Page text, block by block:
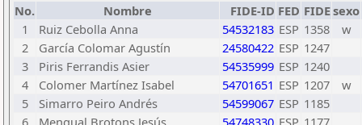
No. Nombre FIDE-ID FED FIDEsexo
1
Ruiz Cebolla Anna 54532183 ESP 1358
w
2
García Colomar Agustín 24580422 ESP 1247
3
Piris Ferrandis Asier 54535999 ESP 1240
4
Colomer Martínez Isabel 54701651 ESP 1207
w
5
Simarro Peiro Andrés 54599067 ESP 1185
6
Mengual Brotons Jesús 54748330 ESP 1177